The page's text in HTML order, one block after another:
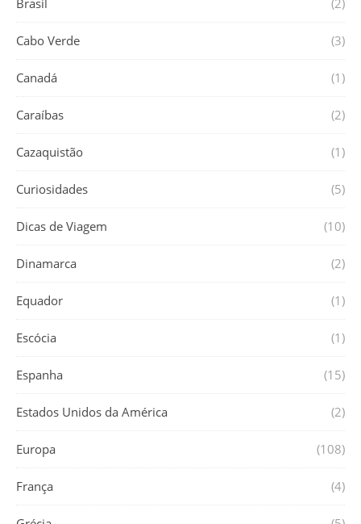
Brasil (2)
Cabo Verde (3)
Canadá (1)
Caraíbas (2)
Cazaquistão (1)
Curiosidades (5)
Dicas de Viagem (10)
Dinamarca (2)
Equador (1)
Escócia (1)
Espanha (15)
Estados Unidos da América (2)
Europa (108)
França (4)